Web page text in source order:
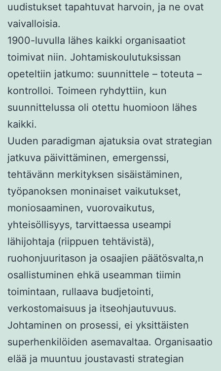
uudistukset tapahtuvat harvoin, ja ne ovat
vaivalloisia.
1900-luvulla lähes kaikki organisaatiot
toimivat niin. Johtamiskoulutuksissan
opeteltiin jatkumo: suunnittele – toteuta –
kontrolloi. Toimeen ryhdyttiin, kun
suunnittelussa oli otettu huomioon lähes
kaikki.
Uuden paradigman ajatuksia ovat strategian
jatkuva päivittäminen, emergenssi,
tehtävänn merkityksen sisäistäminen,
työpanoksen moninaiset vaikutukset,
moniosaaminen, vuorovaikutus,
yhteisöllisyys, tarvittaessa useampi
lähijohtaja (riippuen tehtävistä),
ruohonjuuritason ja osaajien päätösvalta,n
osallistuminen ehkä useamman tiimin
toimintaan, rullaava budjetointi,
verkostomaisuus ja itseohjautuvuus.
Johtaminen on prosessi, ei yksittäisten
superhenkilöiden asemavaltaa. Organisaatio
elää ja muuntuu joustavasti strategian